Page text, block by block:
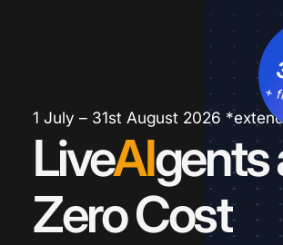
1 July – 31st August 2026
LiveAIgents
Zero Cost
+